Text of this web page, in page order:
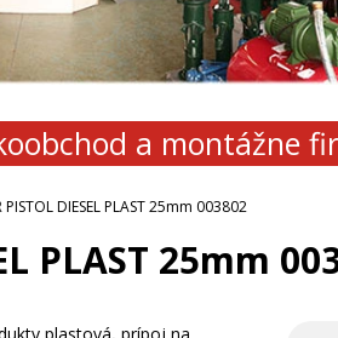
a montážne
PISTOL DIESEL PLAST 25mm 003802
PLAST 25mm